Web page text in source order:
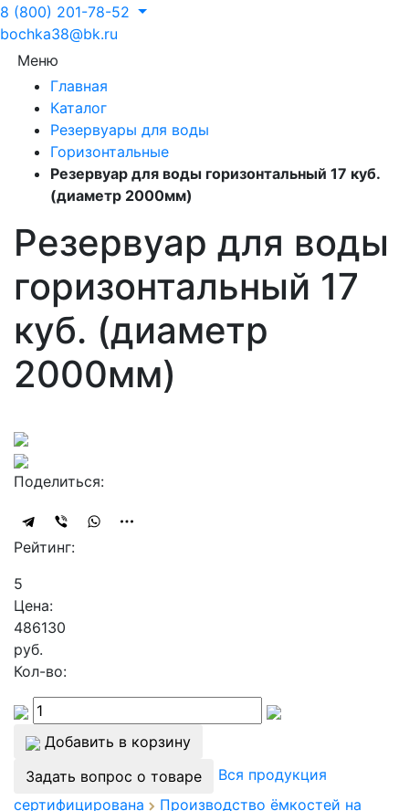
8 (800) 201-78-52
bochka38@bk.ru
Меню
Главная
Каталог
Резервуары для воды
Горизонтальные
Резервуар для воды горизонтальный 17 куб.
(диаметр 2000мм)
Резервуар для воды
горизонтальный 17
куб. (диаметр
2000мм)
Поделиться:
Рейтинг:
5
Цена:
486130
руб.
Кол-во:
Добавить в корзину
Задать вопрос о товаре
Вся продукция
сертифицирована
Производство ёмкостей на